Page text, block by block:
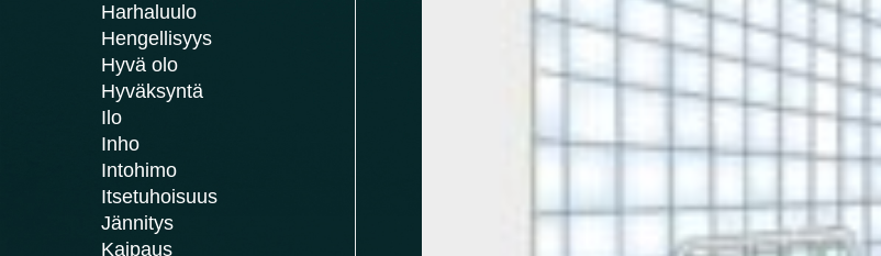
Harhaluulo
Hengellisyys
Hyvä olo
Hyväksyntä
Ilo
Inho
Intohimo
Itsetuhoisuus
Jännitys
Kaipaus